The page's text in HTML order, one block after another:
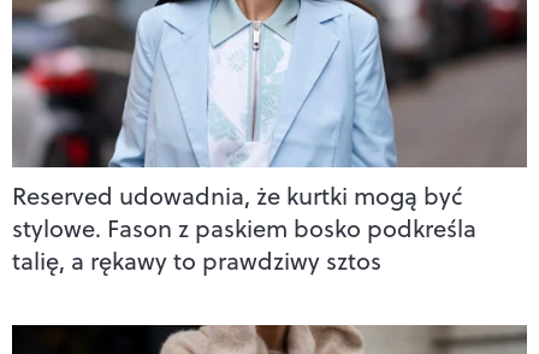
Reserved udowadnia, że kurtki mogą być
stylowe. Fason z paskiem bosko podkreśla
talię, a rękawy to prawdziwy sztos